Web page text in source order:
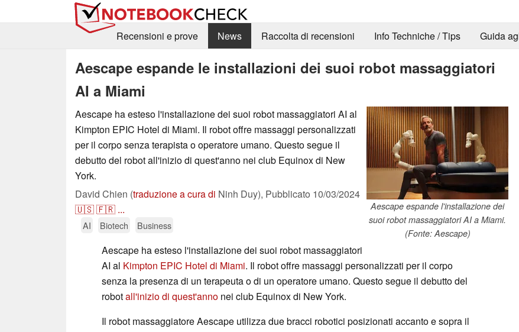
Recensioni e prove
News Raccolta di recensioni Info Techniche / Tips Guida
Aescape espande le installazioni dei suoi robot massaggiatori
AI a Miami
Aescape espande l'installazione dei
suoi robot massaggiatori AI a Miami.
(Fonte: Aescape)
Aescape ha esteso l'installazione dei suoi robot massaggiatori AI al
Kimpton EPIC Hotel di Miami. Il robot offre massaggi personalizzati
per il corpo senza terapista o operatore umano. Questo segue il
debutto del robot all'inizio di quest'anno nei club Equinox di New
York.
David Chien (traduzione a cura di Ninh Duy), Pubblicato 10/03/2024
🇺🇸🇫🇷 ...
AI Biotech Business
Aescape ha esteso l'installazione dei suoi robot massaggiatori
AI al Kimpton EPIC Hotel di Miami. Il robot offre massaggi personalizzati per il corpo
senza la presenza di un terapeuta o di un operatore umano. Questo segue il debutto del
robotall'inizio di quest'anno nei club Equinox di New York.
Il robot massaggiatore Aescape utilizza due bracci robotici posizionati accanto e sopra il